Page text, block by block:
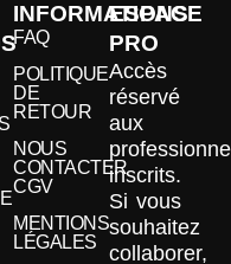
INFORMATIONS
FAQ
POLITIQUE
DE
RETOUR
NOUS
CONTACTER
CGV
MENTIONS
LÉGALES
ESPACE
PRO
Accès
réservé
aux
inscrits.
Si vous
souhaitez
collaborer,